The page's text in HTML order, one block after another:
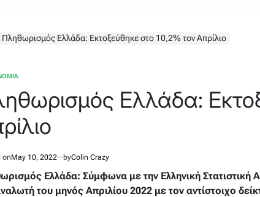
Πληθωρισμός Ελλάδα: Εκτοξεύθηκε στο 10,2% τον Απρίλιο
Ελλάδα:
onMay 10, 2022 byColin Crazy
Ελλάδα: Σύμφωνα με την Ελληνική Στατιστική
του μηνός Απριλίου 2022 με τον αντίστοιχο